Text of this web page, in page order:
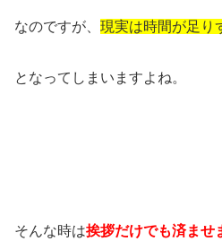
なのですが、 現実は時間が足り
となってしまいますよね。
そんな時は挨拶だけでも済ませ